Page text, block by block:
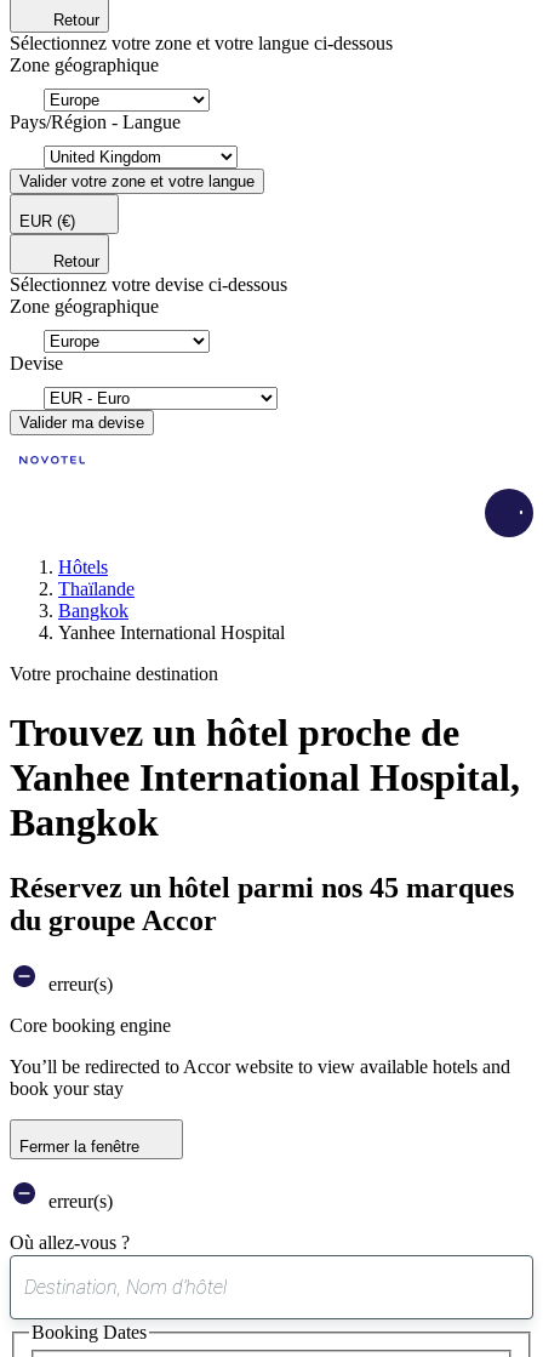
Retour
Sélectionnez votre zone et votre langue ci-dessous
Zone géographique
Pays/Région - Langue
Valider votre zone et votre langue
EUR (€)
Retour
Sélectionnez votre devise ci-dessous
Zone géographique
Devise
Valider ma devise
Hôtels
Thaïlande
Bangkok
Yanhee International Hospital
Votre prochaine destination
Trouvez un hôtel proche de
Yanhee International Hospital,
Bangkok
Réservez un hôtel parmi nos 45 marques
du groupe Accor
erreur(s)
Core booking engine
You’ll be redirected to Accor website to view available hotels and
book your stay
Fermer la fenêtre
erreur(s)
Où allez-vous ?
suggestion
trouvée
Booking Dates